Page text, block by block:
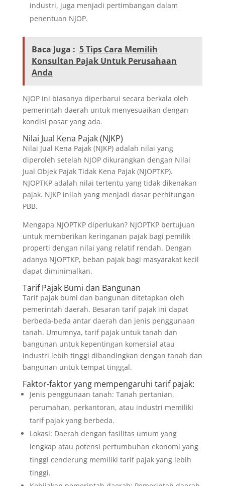
industri, juga menjadi pertimbangan dalam
penentuan NJOP.
Baca Juga : 5 Tips Cara Memilih
Konsultan Pajak Untuk Perusahaan
Anda
NJOP ini biasanya diperbarui secara berkala oleh
pemerintah daerah untuk menyesuaikan dengan
kondisi pasar yang ada.
Nilai Jual Kena Pajak (NJKP)
Nilai Jual Kena Pajak (NJKP) adalah nilai yang
diperoleh setelah NJOP dikurangkan dengan Nilai
Jual Objek Pajak Tidak Kena Pajak (NJOPTKP).
NJOPTKP adalah nilai tertentu yang tidak dikenakan
pajak. NJKP inilah yang menjadi dasar perhitungan
PBB.
Mengapa NJOPTKP diperlukan? NJOPTKP bertujuan
untuk memberikan keringanan pajak bagi pemilik
properti dengan nilai yang relatif rendah. Dengan
adanya NJOPTKP, beban pajak bagi masyarakat kecil
dapat diminimalkan.
Tarif Pajak Bumi dan Bangunan
Tarif pajak bumi dan bangunan ditetapkan oleh
pemerintah daerah. Besaran tarif pajak ini dapat
berbeda-beda antar daerah dan jenis penggunaan
tanah. Umumnya, tarif pajak untuk tanah dan
bangunan untuk kepentingan komersial atau
industri lebih tinggi dibandingkan dengan tanah dan
bangunan untuk tempat tinggal.
Faktor-faktor yang mempengaruhi tarif pajak:
Jenis penggunaan tanah: Tanah pertanian,
perumahan, perkantoran, atau industri memiliki
tarif pajak yang berbeda.
Lokasi: Daerah dengan fasilitas umum yang
lengkap atau potensi pertumbuhan ekonomi yang
tinggi cenderung memiliki tarif pajak yang lebih
tinggi.